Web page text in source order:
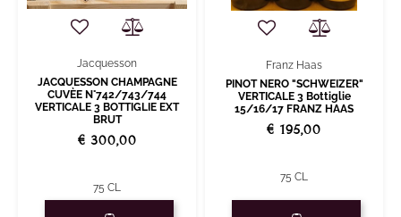
Jacquesson
JACQUESSON CHAMPAGNE
CUVÈE N°742/743/744
VERTICALE 3 BOTTIGLIE EXT
BRUT
€ 300,00
75 CL
Franz Haas
PINOT NERO "SCHWEIZER"
VERTICALE 3 Bottiglie
15/16/17 FRANZ HAAS
€ 195,00
75 CL